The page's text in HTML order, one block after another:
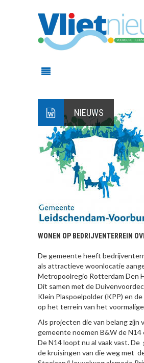
NIEUWS
WONEN OP BEDRIJVENTERREIN
De gemeente heeft
als attractieve woonlocatie
Metropoolregio Rotterdam Den
Dit samen met de
Klein Plaspoelpolder (KPP) en
op het terrein van het
Als projecten die van belang zijn
gemeente noemen B&W de N14
De N14 loopt nu al vaak vast.
de kruisingen van die weg met